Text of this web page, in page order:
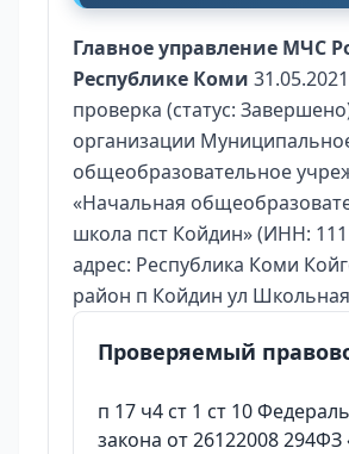
Главное управление МЧС
Республике Коми
проверка (статус:
организации
общеобразовательное
«Начальная
школа пст Койдин» (ИНН:
адрес: Республика Коми
район п Койдин ул
Проверяемый
п 17 ч4 ст 1 ст 10
закона от 26122008 294ФЗ